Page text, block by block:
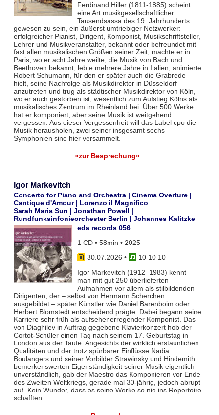
Ferdinand Hiller (1811-1885) scheint
eine Art musikgesellschaftlicher
Tausendsassa des 19. Jahrhunderts
gewesen zu sein, ein äußerst umtriebiger Netzwerker:
erfolgreicher Pianist, Dirigent, Komponist, Musikschriftsteller,
Lehrer und Musikveranstalter, bekannt oder befreundet mit
fast allen musikalischen Größen seiner Zeit, machte er in
Paris, wo er acht Jahre weilte, die Musik von Bach und
Beethoven bekannt, lebte mehrere Jahre in Italien, animierte
Robert Schumann, für den er später auch die Grabrede
hielt, seine Nachfolge als Musikdirektor in Düsseldorf
anzutreten und trug als städtischer Musikdirektor von Köln,
wo er auch gestorben ist, wesentlich zum Aufstieg Kölns als
musikalisches Zentrum im Rheinland bei. Über 500 Werke
hat er komponiert, aber seine Musik ist weitgehend
vergessen. Aus dieser Vergessenheit will das Label cpo die
Musik herausholen, zwei seiner insgesamt sechs
Symphonien sind hier versammelt.
»zur Besprechung«
Igor Markevitch
Concerto for Piano and Orchestra | Cinema Overture |
Cantique d'Amour | Lorenzo il Magnifico
Sarah Maria Sun | Jonathan Powell |
Rundfunksinfonieorchester Berlin | Johannes Kalitzke
eda records 056
1 CD • 58min • 2025
30.07.2026 •
10 10 10
Igor Markevitch (1912–1983) kennt
man mit gut 250 überlieferten
Aufnahmen vor allem als stilbildenden
Dirigenten, der – selbst von Hermann Scherchen
ausgebildet – später Künstler wie Daniel Barenboim oder
Herbert Blomstedt entscheidend prägte. Dabei begann seine
Karriere sehr früh als aufsehenerregender Komponist. Das
von Diaghilev in Auftrag gegebene Klavierkonzert hob der
Cortot-Schüler einen Tag nach seinem 17. Geburtstag in
London aus der Taufe. Angesichts der wirklich erstaunlichen
Qualitäten und der trotz spürbarer Einflüsse Nadia
Boulangers und seiner Vorbilder Strawinsky und Hindemith
bemerkenswerten Eigenständigkeit seiner Musik eigentlich
unverständlich, gab der Maestro das Komponieren vor Ende
des Zweiten Weltkriegs, gerade mal 30-jährig, jedoch abrupt
auf. Kein Wunder, dass es seine Werke so nie ins Repertoire
schafften.